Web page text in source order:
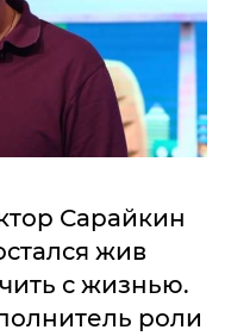
Сарайкин
жив
с жизнью.
роли